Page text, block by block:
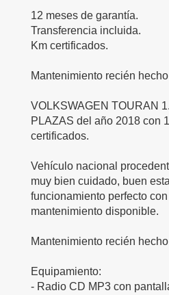
12 meses de garantía.
Transferencia incluida.
Km certificados.
Mantenimiento recién
VOLKSWAGEN TOURAN
PLAZAS del año 2018 con
certificados.
Vehículo nacional
muy bien cuidado, buen
funcionamiento perfecto
mantenimiento disponible.
Mantenimiento recién
Equipamiento:
- Radio CD MP3 con